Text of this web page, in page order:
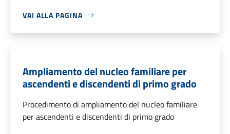
VAI ALLA PAGINA
Ampliamento del nucleo familiare per
ascendenti e discendenti di primo grado
Procedimento di ampliamento del nucleo familiare
per ascendenti e discendenti di primo grado